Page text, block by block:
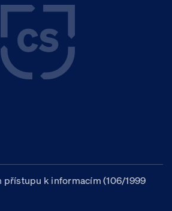
přístupu k informacím (106/1999